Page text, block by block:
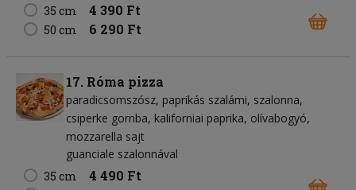
35 cm
4 390 Ft
50 cm 6 290 Ft
17. Róma pizza
paradicsomszósz paprikás szalámi szalonna
csiperke gomba kaliforniai paprika olívabogyó
mozzarella sajt
guanciale szalonnával
35 cm
4 490 Ft